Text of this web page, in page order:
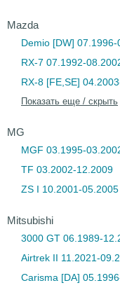
Mazda
Demio [DW] 07.1996-
RX-7 07.1992-
RX-8 [FE,SE]
Показать еще / скрыть
MG
MGF 03.1995-
TF 03.2002-12.2009
ZS I 10.2001-05.2005
Mitsubishi
3000 GT 06.1989-
Airtrek II 11.2021-
Carisma [DA]